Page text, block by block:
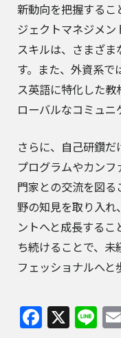
新動向を把握するこ
ジェクトマネジメ
スキルは、さまざ
す。また、外資系で
ス英語に特化した
ローバルなコミュニ
さらに、自己研鑽
プログラムやカン
門家との交流を図る
野の知見を取り入
ントへと成長する
ち続けることで、
フェッショナルへと
X